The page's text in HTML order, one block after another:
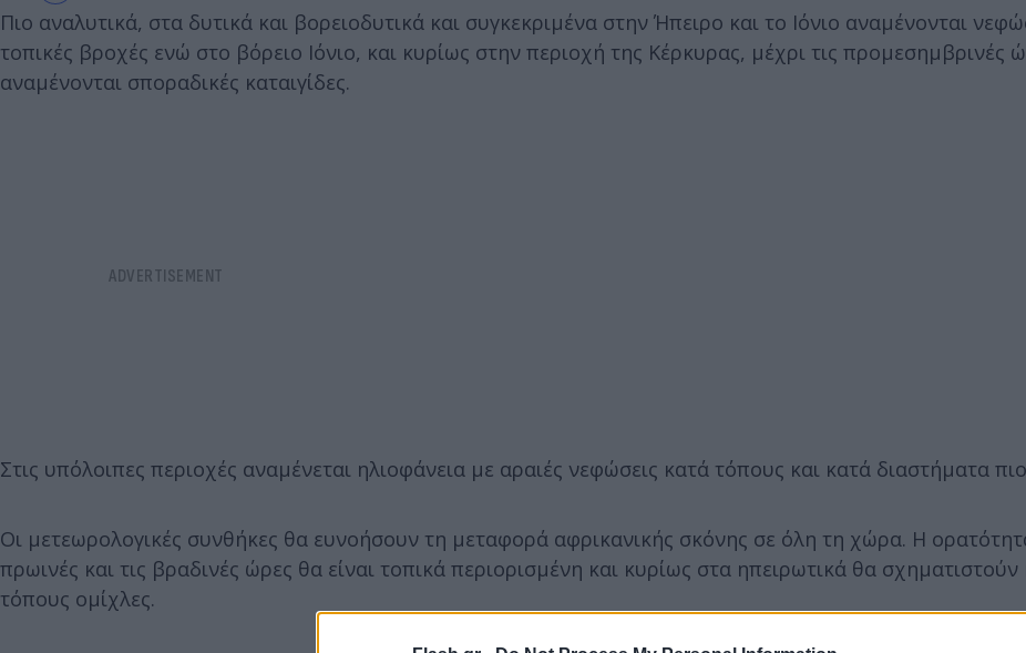
Πιο αναλυτικά, στα δυτικά και βορειοδυτικά και συγκεκριμένα στην Ήπειρο και το Ιόνιο αναμένονται
τοπικές βροχές ενώ στο βόρειο Ιόνιο, και κυρίως στην περιοχή της Κέρκυρας, μέχρι τις προμεσημβρινές
αναμένονται σποραδικές καταιγίδες.
Στις υπόλοιπες περιοχές αναμένεται ηλιοφάνεια με αραιές νεφώσεις κατά τόπους και κατά διαστήματα
Οι μετεωρολογικές συνθήκες θα ευνοήσουν τη μεταφορά αφρικανικής σκόνης σε όλη τη χώρα. Η
πρωινές και τις βραδινές ώρες θα είναι τοπικά περιορισμένη και κυρίως στα ηπειρωτικά θα σχηματιστούν
τόπους ομίχλες.